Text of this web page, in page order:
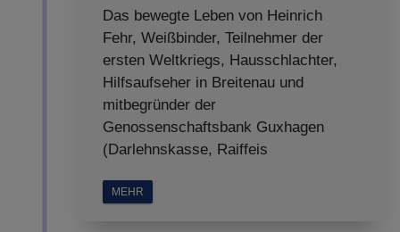
Das bewegte Leben von Heinrich
Fehr, Weißbinder, Teilnehmer der
ersten Weltkriegs, Hausschlachter,
Hilfsaufseher in Breitenau und
mitbegründer der
Genossenschaftsbank Guxhagen
(Darlehnskasse, Raiffeis
MEHR